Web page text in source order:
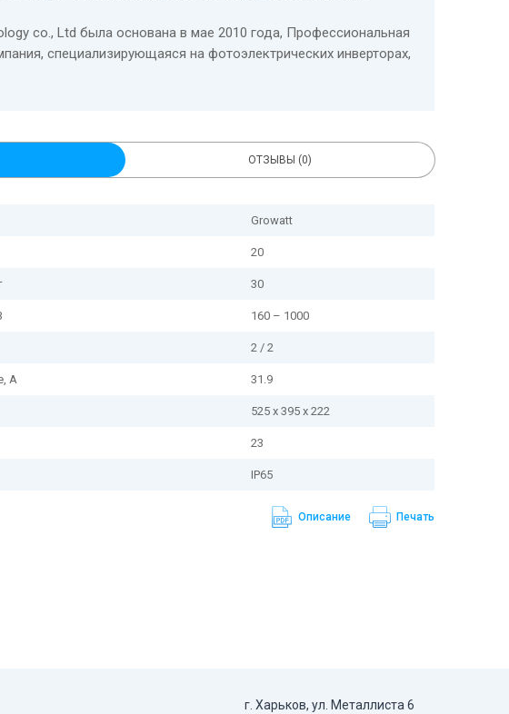
co., Ltd была основана в мае 2010 года, Профессиональная
специализирующаяся на фотоэлектрических инверторах,
а также умной системе контроля и управления энергией.
с высокой эффективностью.
Growatt:
и предохранители;
по фотомодулям до +50% от номинальной мощности
избытка электроэнергии во внешнюю сеть
ОТЗЫВЫ (0)
Growatt
20
30
160 – 1000
2 / 2
А 31.9
525 x 395 x 222
23
IP65
Печать
Описание
г. Харьков, ул. Металлиста 6